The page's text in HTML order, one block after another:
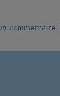
commentaire.